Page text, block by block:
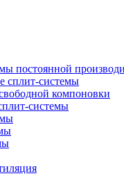
постоянной
сплит-системы
компоновки
системы